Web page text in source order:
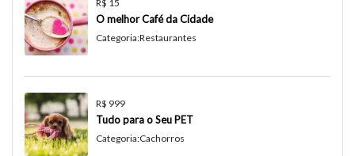
R$ 15
O melhor Café da Cidade
Categoria:Restaurantes
R$ 999
Tudo para o Seu PET
Categoria:Cachorros